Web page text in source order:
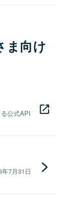
ま向け
公式API
7月31日